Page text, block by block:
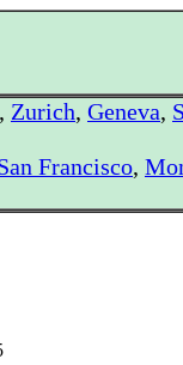
, Zurich, Geneva,
Francisco,